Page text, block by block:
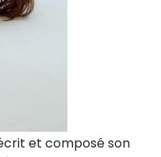
et composé son